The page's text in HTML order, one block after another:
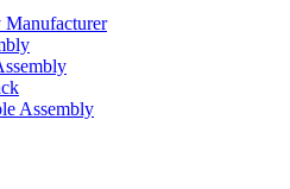
Manufacturer
Assembly